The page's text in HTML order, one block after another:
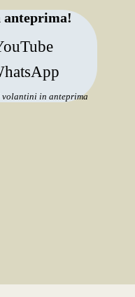
volantini in anteprima